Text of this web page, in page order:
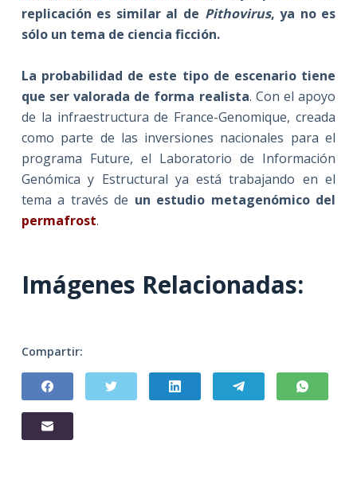
replicación es similar al de Pithovirus, ya no es
sólo un tema de ciencia ficción.
La probabilidad de este tipo de escenario tiene
que ser valorada de forma realista. Con el apoyo
de la infraestructura de France-Genomique, creada
como parte de las inversiones nacionales para el
programa Future, el Laboratorio de Información
Genómica y Estructural ya está trabajando en el
tema a través de un estudio metagenómico del
permafrost.
Imágenes Relacionadas:
Compartir: